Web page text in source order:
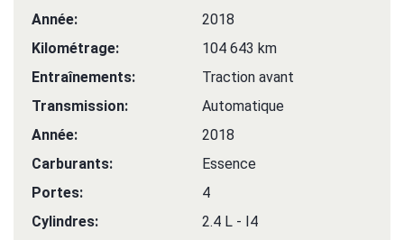
Année:
2018
Kilométrage:
104 643 km
Entraînements:
Traction avant
Transmission:
Automatique
Année:
2018
Carburants:
Essence
Portes:
4
Cylindres:
2.4 L - I4